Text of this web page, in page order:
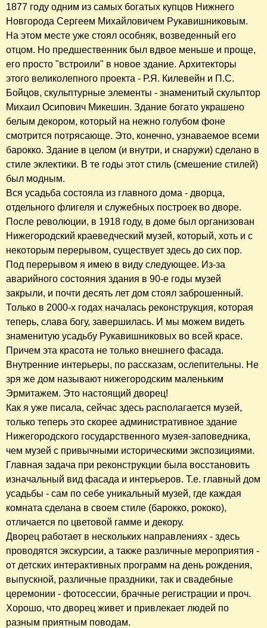
1877 году одним из самых богатых купцов Нижнего
Новгорода Сергеем Михайловичем Рукавишниковым.
На этом месте уже стоял особняк, возведенный его
отцом. Но предшественник был вдвое меньше и проще,
его просто "встроили" в новое здание. Архитекторы
этого великолепного проекта - Р.Я. Килевейн и П.С.
Бойцов, скульптурные элементы - знаменитый скульптор
Михаил Осипович Микешин. Здание богато украшено
белым декором, который на нежно голубом фоне
смотрится потрясающе. Это, конечно, узнаваемое всеми
барокко. Здание в целом (и внутри, и снаружи) сделано в
стиле эклектики. В те годы этот стиль (смешение стилей)
был модным.
Вся усадьба состояла из главного дома - дворца,
отдельного флигеля и служебных построек во дворе.
После революции, в 1918 году, в доме был организован
Нижегородский краеведческий музей, который, хоть и с
некоторым перерывом, существует здесь до сих пор.
Под перерывом я имею в виду следующее. Из-за
аварийного состояния здания в 90-е годы музей
закрыли, и почти десять лет дом стоял заброшенный.
Только в 2000-х годах началась реконструкция, которая
теперь, слава богу, завершилась. И мы можем видеть
знаменитую усадьбу Рукавишниковых во всей красе.
Причем эта красота не только внешнего фасада.
Внутренние интерьеры, по рассказам, ослепительны. Не
зря же дом называют нижегородским маленьким
Эрмитажем. Это настоящий дворец!
Как я уже писала, сейчас здесь располагается музей,
только теперь это скорее административное здание
Нижегородского государственного музея-заповедника,
чем музей с привычными историческими экспозициями.
Главная задача при реконструкции была восстановить
изначальный вид фасада и интерьеров. Т.е. главный дом
усадьбы - сам по себе уникальный музей, где каждая
комната сделана в своем стиле (барокко, рококо),
отличается по цветовой гамме и декору.
Дворец работает в нескольких направлениях - здесь
проводятся экскурсии, а также различные мероприятия -
от детских интерактивных программ на день рождения,
выпускной, различные праздники, так и свадебные
церемонии - фотосессии, брачные регистрации и проч.
Хорошо, что дворец живет и привлекает людей по
разным приятным поводам.